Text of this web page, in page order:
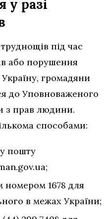
у разі
під час
або порушення
громадяни
до Уповноваженого
з прав людини.
способами:
пошту
;
номером 1678 для
в межах України;